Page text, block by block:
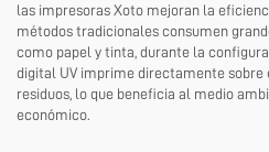
las impresoras Xoto mejoran la
métodos tradicionales consumen
como papel y tinta, durante la
digital UV imprime directamente sobre
residuos, lo que beneficia al medio
económico.